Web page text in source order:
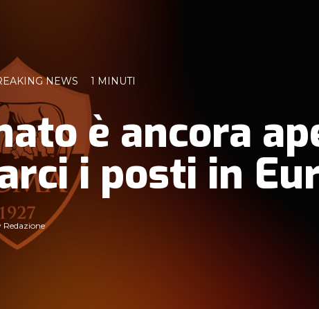
NEWS 1 MINUTI
è ancora
i posti in
Redazione